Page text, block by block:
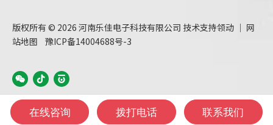
+86-371-66185785
+86-13838063822
380989535@qq.com
13838063822
版权所有 © 2026 河南乐佳电子科技有限公司 技术支持领动 ｜ 网
站地图
豫ICP备14004688号-3
在线咨询 拨打电话 联系我们